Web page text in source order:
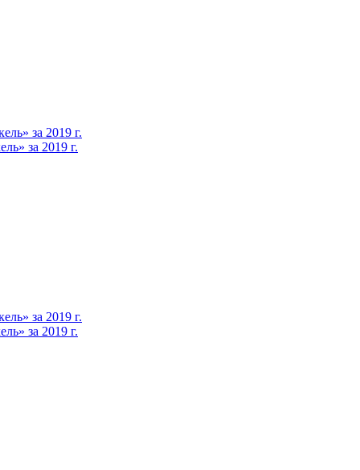
за 2019 г.
за 2019 г.
за 2019 г.
за 2019 г.